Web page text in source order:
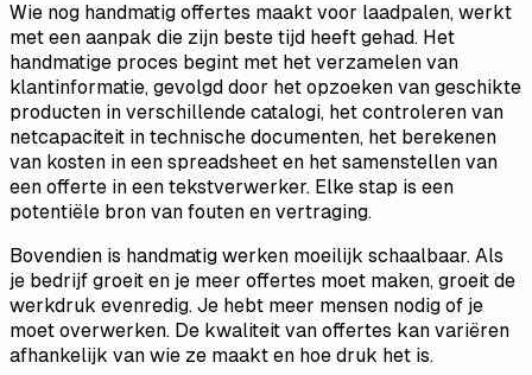
Wie nog handmatig offertes maakt voor laadpalen, werkt
met een aanpak die zijn beste tijd heeft gehad. Het
handmatige proces begint met het verzamelen van
klantinformatie, gevolgd door het opzoeken van geschikte
producten in verschillende catalogi, het controleren van
netcapaciteit in technische documenten, het berekenen
van kosten in een spreadsheet en het samenstellen van
een offerte in een tekstverwerker. Elke stap is een
potentiële bron van fouten en vertraging.
Bovendien is handmatig werken moeilijk schaalbaar. Als
je bedrijf groeit en je meer offertes moet maken, groeit de
werkdruk evenredig. Je hebt meer mensen nodig of je
moet overwerken. De kwaliteit van offertes kan variëren
afhankelijk van wie ze maakt en hoe druk het is.